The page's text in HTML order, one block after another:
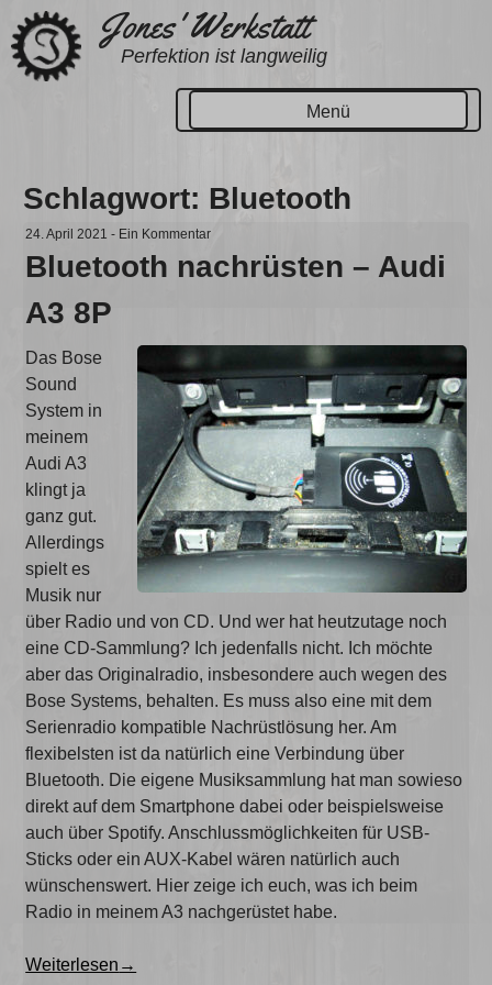
Zum
Inhalt
springen
Jones' Werkstatt
Perfektion ist langweilig
Menü
Schlagwort: Bluetooth
24. April 2021 - Ein Kommentar
Bluetooth nachrüsten – Audi
A3 8P
Das Bose
Sound
System in
meinem
Audi A3
klingt ja
ganz gut.
Allerdings
spielt es
Musik nur
über Radio und von CD. Und wer hat heutzutage noch
eine CD-Sammlung? Ich jedenfalls nicht. Ich möchte
aber das Originalradio, insbesondere auch wegen des
Bose Systems, behalten. Es muss also eine mit dem
Serienradio kompatible Nachrüstlösung her. Am
flexibelsten ist da natürlich eine Verbindung über
Bluetooth. Die eigene Musiksammlung hat man sowieso
direkt auf dem Smartphone dabei oder beispielsweise
auch über Spotify. Anschlussmöglichkeiten für USB-
Sticks oder ein AUX-Kabel wären natürlich auch
wünschenswert. Hier zeige ich euch, was ich beim
Radio in meinem A3 nachgerüstet habe.
„Bluetooth
Weiterlesen →